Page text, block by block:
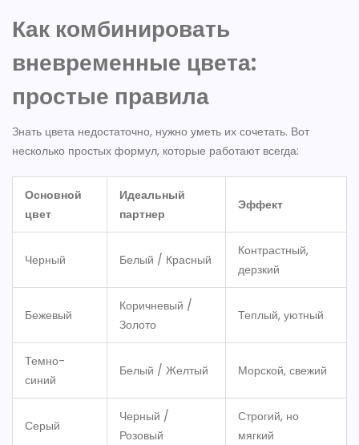
Как комбинировать
вневременные цвета:
простые правила
Знать цвета недостаточно, нужно уметь их сочетать. Вот
несколько простых формул, которые работают всегда:
Основной
цвет
Идеальный
партнер
Эффект
Черный Белый / Красный
Контрастный,
дерзкий
Бежевый
Коричневый /
Золото
Теплый, уютный
Темно-
синий
Белый / Желтый Морской, свежий
Серый
Черный /
Розовый
Строгий, но
мягкий